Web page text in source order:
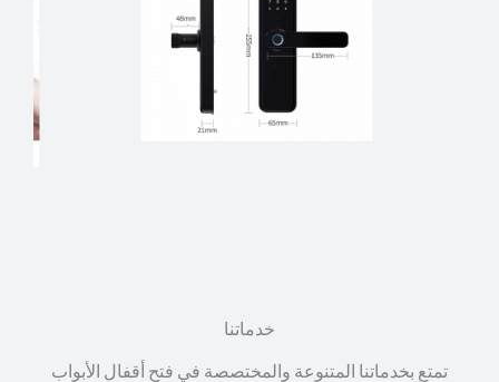
خدماتنا
تمتع بخدماتنا المتنوعة والمختصصة في فتح أقفال الأبواب